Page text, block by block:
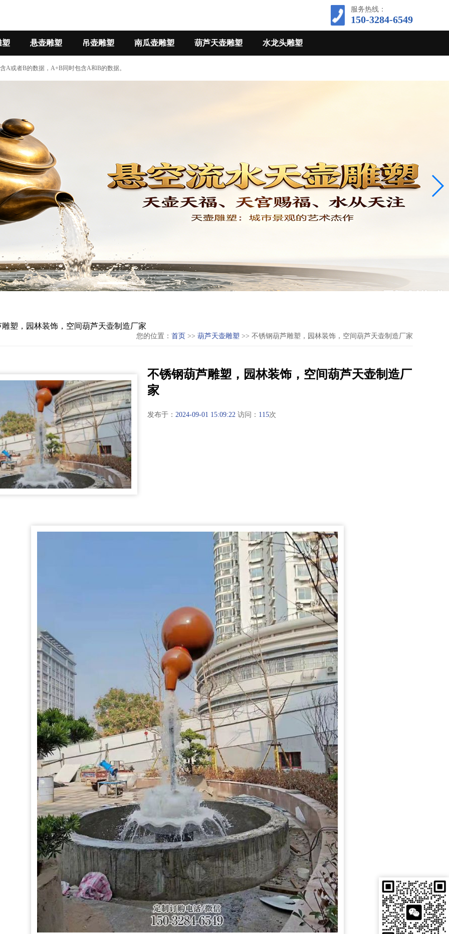
服务热线：
150-3284-6549
塑 悬壶雕塑 吊壶雕塑 南瓜壶雕塑 葫芦天壶雕塑 水龙头雕塑
A或者B的数据，A+B同时包含A和B的数据。
塑，园林装饰，空间葫芦天壶制造厂家
您的位置： 首页 >> 葫芦天壶雕塑 >> 不锈钢葫芦雕塑，园林装饰，空间葫芦天壶制造厂家
不锈钢葫芦雕塑，园林装饰，空间葫芦天壶制造厂
家
发布于： 2024-09-01 15:09:22 访问： 115次